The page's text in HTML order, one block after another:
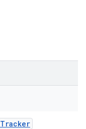
Tracker